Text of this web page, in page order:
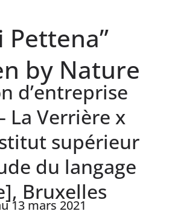
Pettena”
by Nature
d’entreprise
La Verrière x
supérieur
du langage
Bruxelles
13 mars 2021